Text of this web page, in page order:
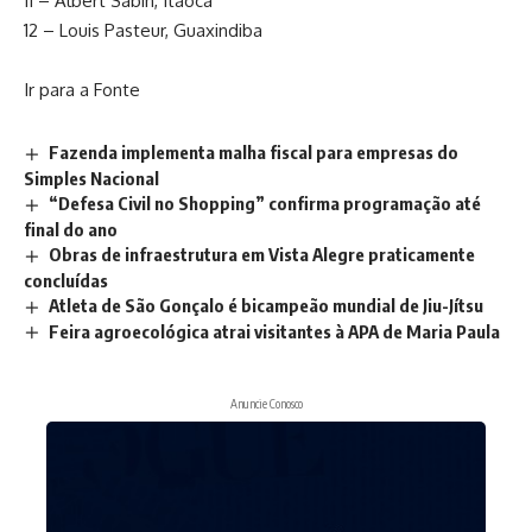
12 – Louis Pasteur, Guaxindiba
Ir para a Fonte
Fazenda implementa malha fiscal para empresas do
Simples Nacional
“Defesa Civil no Shopping” confirma programação até
final do ano
Obras de infraestrutura em Vista Alegre praticamente
concluídas
Atleta de São Gonçalo é bicampeão mundial de Jiu-Jítsu
Feira agroecológica atrai visitantes à APA de Maria Paula
Anuncie Conosco